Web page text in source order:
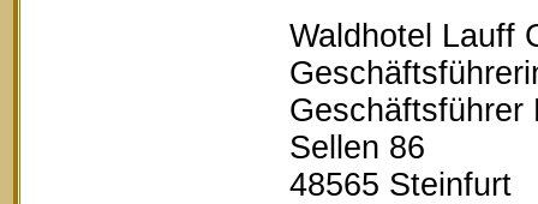
Waldhotel Lauff
Geschäftsführer
Sellen 86
48565 Steinfurt